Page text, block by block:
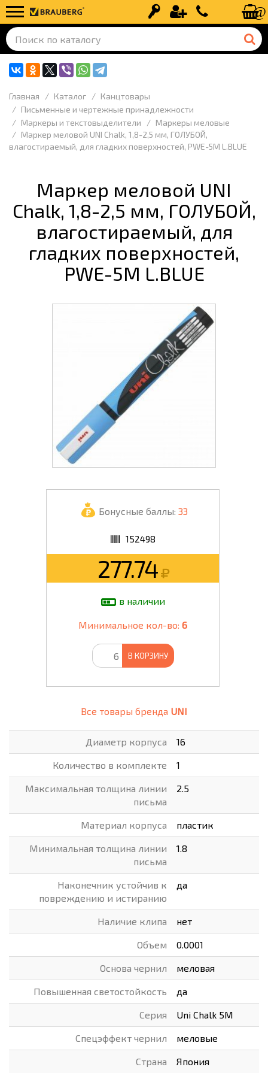
Вход Регистрация+7 (499) 110-
Главная Каталог
Канцтовары
Письменные и чертежные принадлежности
Маркеры и текстовыделители
Маркеры меловые
Маркер меловой UNI Chalk, 1,8-2,5 мм, ГОЛУБОЙ,
влагостираемый, для гладких поверхностей, PWE-5M L.BLUE
Маркер меловой UNI
Chalk, 1,8-2,5 мм, ГОЛУБОЙ,
влагостираемый, для
гладких поверхностей,
PWE-5M L.BLUE
Бонусные баллы: 33
152498
277.74
в наличии
Минимальное кол-во: 6
В КОРЗИНУ
Все товары бренда UNI
Диаметр корпуса 16
Количество в комплекте 1
Максимальная толщина линии
письма
2.5
Материал корпуса пластик
Минимальная толщина линии
письма
1.8
Наконечник устойчив к
повреждению и истиранию
да
Наличие клипа нет
Объем 0.0001
Основа чернил меловая
Повышенная светостойкость да
Серия Uni Chalk 5M
Спецэффект чернил меловые
Страна Япония